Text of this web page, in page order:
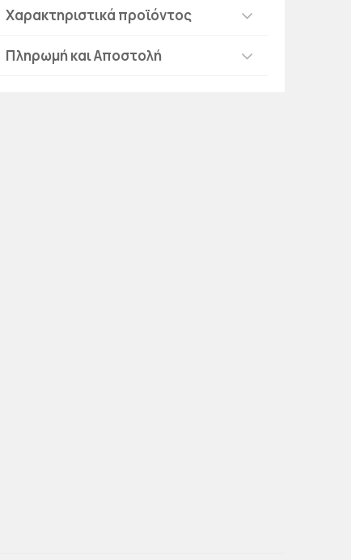
Χαρακτηριστικά προϊόντος
Πληρωμή και Αποστολή